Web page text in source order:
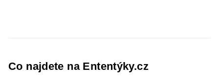
Co najdete na Ententýky.cz